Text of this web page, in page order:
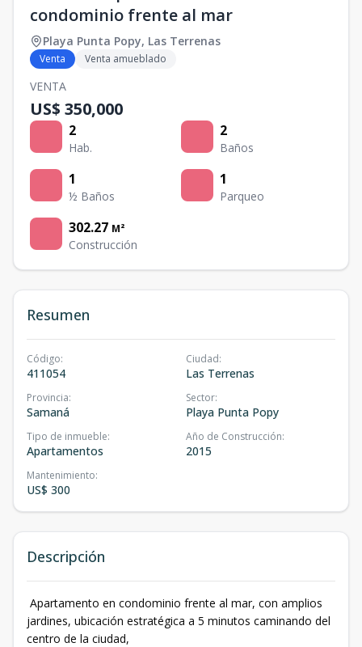
condominio frente al mar
Playa Punta Popy, Las Terrenas
Venta Venta amueblado
VENTA
US$ 350,000
2
Hab.
2
Baños
1
½ Baños
1
Parqueo
302.27 M²
Construcción
Resumen
Código:
411054
Ciudad:
Las Terrenas
Provincia:
Samaná
Sector:
Playa Punta Popy
Tipo de inmueble:
Apartamentos
Año de Construcción:
2015
Mantenimiento:
US$ 300
Descripción
Apartamento en condominio frente al mar, con amplios
jardines, ubicación estratégica a 5 minutos caminando del
centro de la ciudad,